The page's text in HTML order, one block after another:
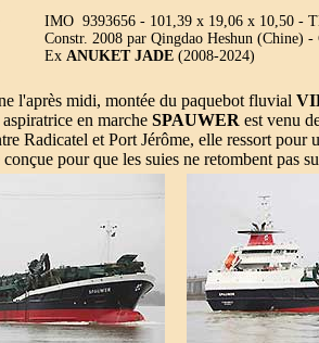
IMO 9393656 - 101,39 x 19,06 x 10,50 -
Constr. 2008 par Qingdao Heshun
Ex ANUKET JADE (2008-2024)
l'après midi, montée du paquebot fluvial
en marche SPAUWER est venu
Radicatel et Port Jérôme, elle ressort
conçue pour que les suies ne retombent pas